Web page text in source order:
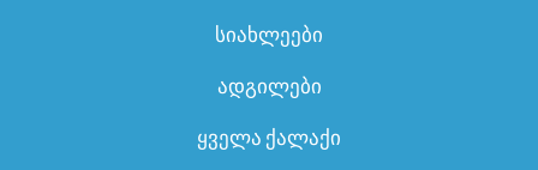
სიახლეები
ადგილები
ყველა ქალაქი